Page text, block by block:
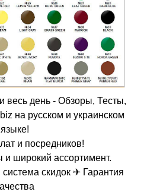
весь день - Обзоры, Тесты,
на русском и украинском
языке!
и посредников!
и широкий ассортимент.
система скидок ✈ Гарантия